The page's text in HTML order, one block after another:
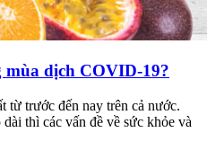
mùa dịch COVID-19?
từ trước đến nay trên cả nước.
thì các vấn đề về sức khỏe và